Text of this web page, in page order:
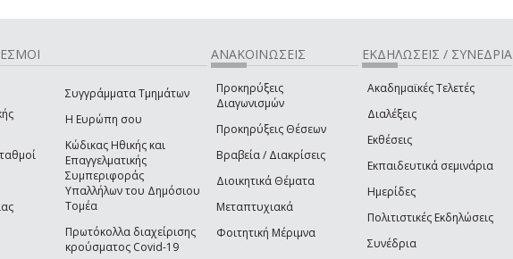
Συγγράμματα Τμημάτων
Η Ευρώπη σου
Κώδικας Ηθικής και
Επαγγελματικής
Συμπεριφοράς
Υπαλλήλων του Δημόσιου
Τομέα
Πρωτόκολλα διαχείρισης
κρούσματος Covid-19
ΑΝΑΚΟΙΝΩΣΕΙΣ
Προκηρύξεις
Διαγωνισμών
Προκηρύξεις Θέσεων
Βραβεία / Διακρίσεις
Διοικητικά Θέματα
Μεταπτυχιακά
Φοιτητική Μέριμνα
ΕΚΔΗΛΩΣΕΙΣ / ΣΥΝΕΔΡΙΑ
Ακαδημαϊκές Τελετές
Διαλέξεις
Εκθέσεις
Εκπαιδευτικά σεμινάρια
Ημερίδες
Πολιτιστικές Εκδηλώσεις
Συνέδρια